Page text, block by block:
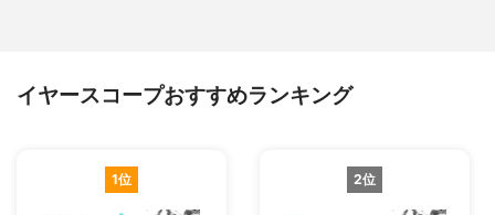
イヤースコープおすすめランキング
1位 2位